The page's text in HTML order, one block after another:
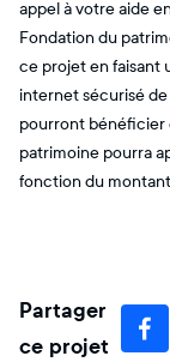
appel à votre aide
Fondation du
ce projet en faisant
internet sécurisé
pourront bénéficier
patrimoine pourra
fonction du
Partager
ce projet